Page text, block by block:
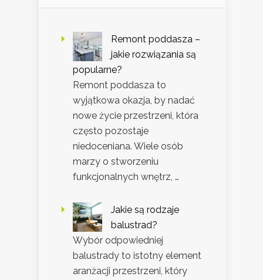
Remont poddasza –
jakie rozwiązania są
popularne?
Remont poddasza to
wyjątkowa okazja, by nadać
nowe życie przestrzeni, która
często pozostaje
niedoceniana. Wiele osób
marzy o stworzeniu
funkcjonalnych wnętrz, …
Jakie są rodzaje
balustrad?
Wybór odpowiedniej
balustrady to istotny element
aranżacji przestrzeni, który